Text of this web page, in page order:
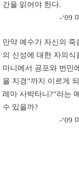
간을 읽어야 한다.
-‘09
만약 예수가 자신의 죽
의 신성에 대한 자의식
마니에서 공포와 번민
을 지경”까지 이르게
레마 사박타니?”라는
수 있을까?
-‘09